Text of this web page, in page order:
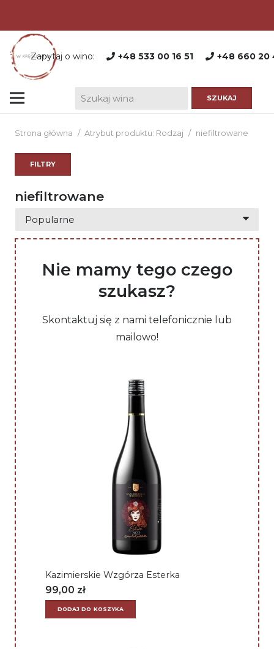
Zapytaj o wino: +48 533 00 16 51 +48 660 20
Strona główna / Atrybut produktu: Rodzaj / niefiltrowane
niefiltrowane
Nie mamy tego czego
szukasz?
Skontaktuj się z nami telefonicznie lub
mailowo!
Kazimierskie Wzgórza Esterka
99,00 zł
DODAJ DO KOSZYKA
FILTRY